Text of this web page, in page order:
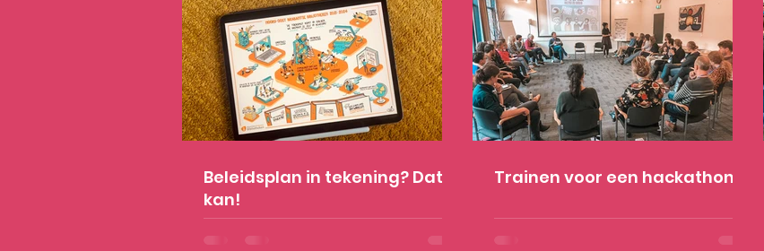
Beleidsplan in tekening? Dat
kan!
Trainen voor een hackathon